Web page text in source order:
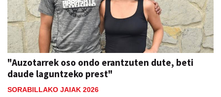
"Auzotarrek oso ondo erantzuten dute, beti
daude laguntzeko prest"
SORABILLAKO JAIAK 2026